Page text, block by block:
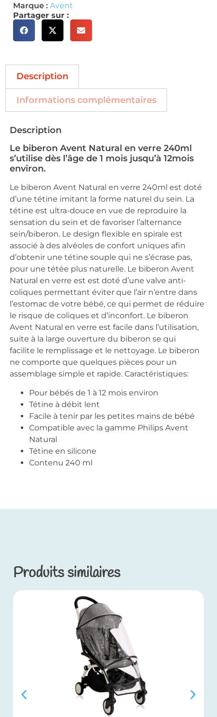
Marque : Avent
Partager sur :
Description
Informations complémentaires
Description
Le biberon Avent Natural en verre 240ml
s’utilise dès l’âge de 1 mois jusqu’à 12mois
environ.
Le biberon Avent Natural en verre 240ml est doté
d’une tétine imitant la forme naturel du sein. La
tétine est ultra-douce en vue de reproduire la
sensation du sein et de favoriser l’alternance
sein/biberon. Le design flexible en spirale est
associé à des alvéoles de confort uniques afin
d’obtenir une tétine souple qui ne s’écrase pas,
pour une tétée plus naturelle. Le biberon Avent
Natural en verre est est doté d’une valve anti-
coliques permettant éviter que l’air n’entre dans
l’estomac de votre bébé, ce qui permet de réduire
le risque de coliques et d’inconfort. Le biberon
Avent Natural en verre est facile dans l’utilisation,
suite à la large ouverture du biberon se qui
facilite le remplissage et le nettoyage. Le biberon
ne comporte que quelques pièces pour un
assemblage simple et rapide. Caractéristiques:
Pour bébés de 1 à 12 mois environ
Tétine à débit lent
Facile à tenir par les petites mains de bébé
Compatible avec la gamme Philips Avent
Natural
Tétine en silicone
Contenu 240 ml
Produits similaires